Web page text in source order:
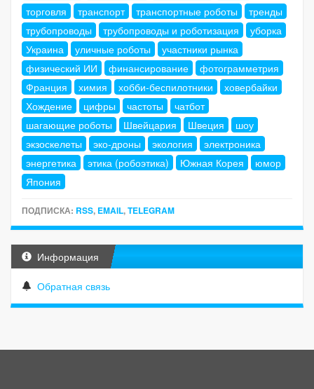
торговля
транспорт транспортные роботы
тренды
трубопроводы
трубопроводы и роботизация
уборка
Украина
уличные роботы
участники рынка
физический ИИ
финансирование
фотограмметрия
Франция
химия хобби-беспилотники
ховербайки
Хождение
цифры частоты
чатбот
шагающие роботы
Швейцария Швеция
шоу
экзоскелеты
эко-дроны экология
электроника
энергетика
этика (робоэтика) Южная Корея
юмор
Япония
ПОДПИСКА: RSS, EMAIL,TELEGRAM
Информация
Обратная связь